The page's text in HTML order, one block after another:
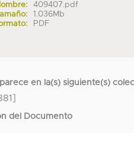
409407.pdf
1.036Mb
PDF
en la(s) siguiente(s)
del Documento